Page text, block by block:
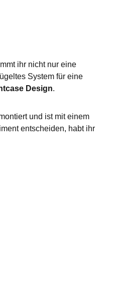
ihr nicht nur eine
System für eine
Design.
und ist mit einem
entscheiden, habt ihr